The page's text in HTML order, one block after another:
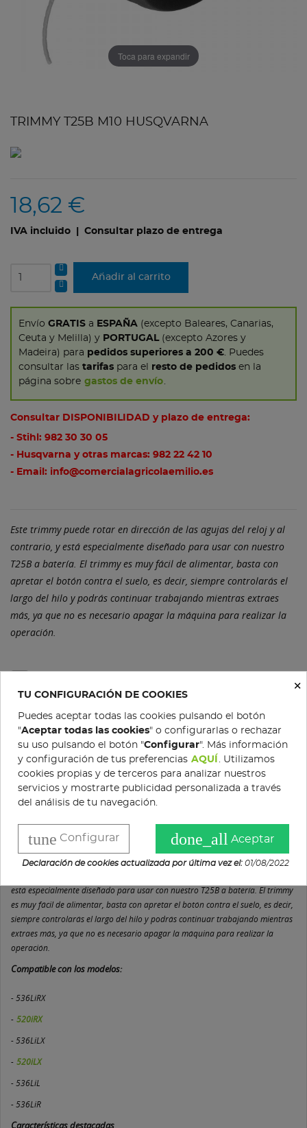
Toca para expandir
TRIMMY T25B M10 HUSQVARNA
18,62 €
IVA incluido | Consultar plazo de entrega
Añadir al carrito
Envío GRATIS a ESPAÑA (excepto Baleares, Canarias,
Ceuta y Melilla) y PORTUGAL(excepto Azores y
Madeira) para pedidos superiores a 200 €. Puedes
consultar las tarifas para el resto de pedidos en la
página sobre gastos de envío.
Consultar DISPONIBILIDAD y plazo de entrega:
- Stihl: 982 30 30 05
- Husqvarna y otras marcas: 982 22 42 10
- Email: info@comercialagricolaemilio.es
Este trimmy puede rotar en dirección de las agujas del reloj y al
contrario, y está especialmente diseñado para usar con nuestro
T25B a batería. El trimmy es muy fácil de alimentar, basta con
apretar el botón contra el suelo, es decir, siempre controlarás el
largo del hilo y podrás continuar trabajando mientras extraes
más, ya que no es necesario apagar la máquina para realizar la
operación.
Política de devoluciones
Condiciones de compra
DETALLES DEL PRODUCTO
está especialmente diseñado para usar con nuestro T25B a batería. El trimmy
es muy fácil de alimentar, basta con apretar el botón contra el suelo, es decir,
siempre controlarás el largo del hilo y podrás continuar trabajando mientras
extraes más, ya que no es necesario apagar la máquina para realizar la
operación.
Compatible con los modelos:
- 536LiRX
- 520iRX
- 536LiLX
- 520iLX
- 536LiL
- 536LiR
Características destacadas
×
TU CONFIGURACIÓN DE COOKIES
Puedes aceptar todas las cookies pulsando el botón
"Aceptar todas las cookies" o configurarlas o rechazar
su uso pulsando el botón "Configurar". Más información
y configuración de tus preferencias AQUÍ
. Utilizamos
cookies propias y de terceros para analizar nuestros
servicios y mostrarte publicidad personalizada a través
del análisis de tu navegación.
done_all Aceptar
tune Configurar
Declaración de cookies actualizada por última vez el: 01/08/2022